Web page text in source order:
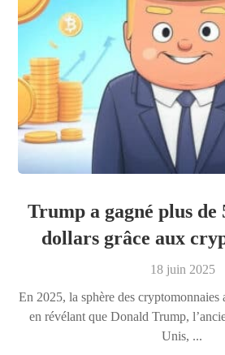
Trump a gagné plus de
dollars grâce aux
18 juin 2025
En 2025, la sphère des cryptomonnaies
en révélant que Donald Trump,
Unis, ...